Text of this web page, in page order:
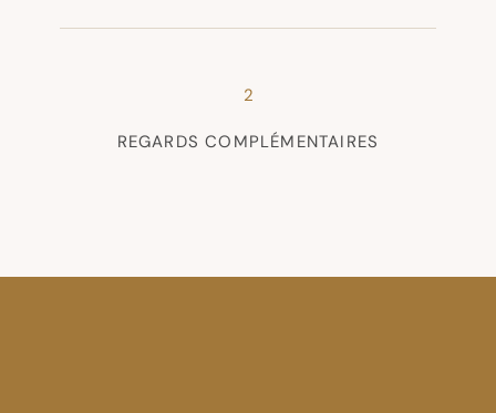
2
REGARDS COMPLÉMENTAIRES